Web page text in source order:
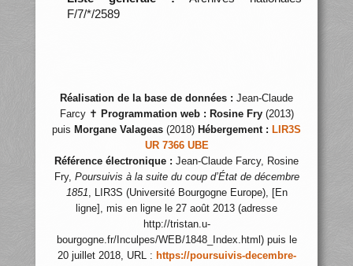
F/7/*/2589
Réalisation de la base de données : Jean-Claude
Farcy ✝ Programmation web : Rosine Fry(2013)
puis Morgane Valageas (2018) Hébergement : LIR3S
UR 7366 UBE
Référence électronique : Jean-Claude Farcy, Rosine
Fry, Poursuivis à la suite du coup d’État de décembre
1851, LIR3S (Université Bourgogne Europe), [En
ligne], mis en ligne le 27 août 2013 (adresse
http://tristan.u-
bourgogne.fr/Inculpes/WEB/1848_Index.html) puis le
20 juillet 2018, URL : https://poursuivis-decembre-